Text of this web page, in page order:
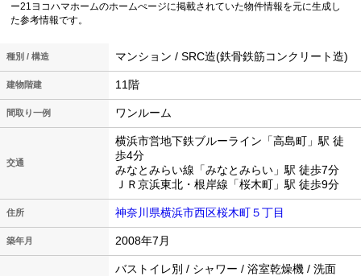
ー21ヨコハマホームのホームぺージに掲載されていた物件情報を元に生成し
た参考情報です。
種別 / 構造 マンション / SRC造(鉄骨鉄筋コンクリート造)
建物階建 11階
間取り一例 ワンルーム
交通
横浜市営地下鉄ブルーライン「高島町」駅 徒
歩4分
みなとみらい線「みなとみらい」駅 徒歩7分
ＪＲ京浜東北・根岸線「桜木町」駅 徒歩9分
住所 神奈川県横浜市西区桜木町５丁目
築年月 2008年7月
バストイレ別 / シャワー / 浴室乾燥機 / 洗面